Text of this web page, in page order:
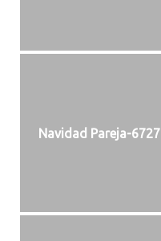
Navidad Pareja-6727